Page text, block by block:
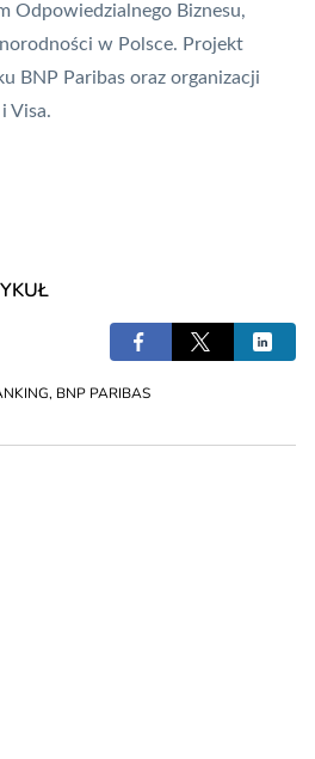
Odpowiedzialnego Biznesu,
w Polsce. Projekt
BNP Paribas oraz organizacji
i Visa.
, BNP PARIBAS